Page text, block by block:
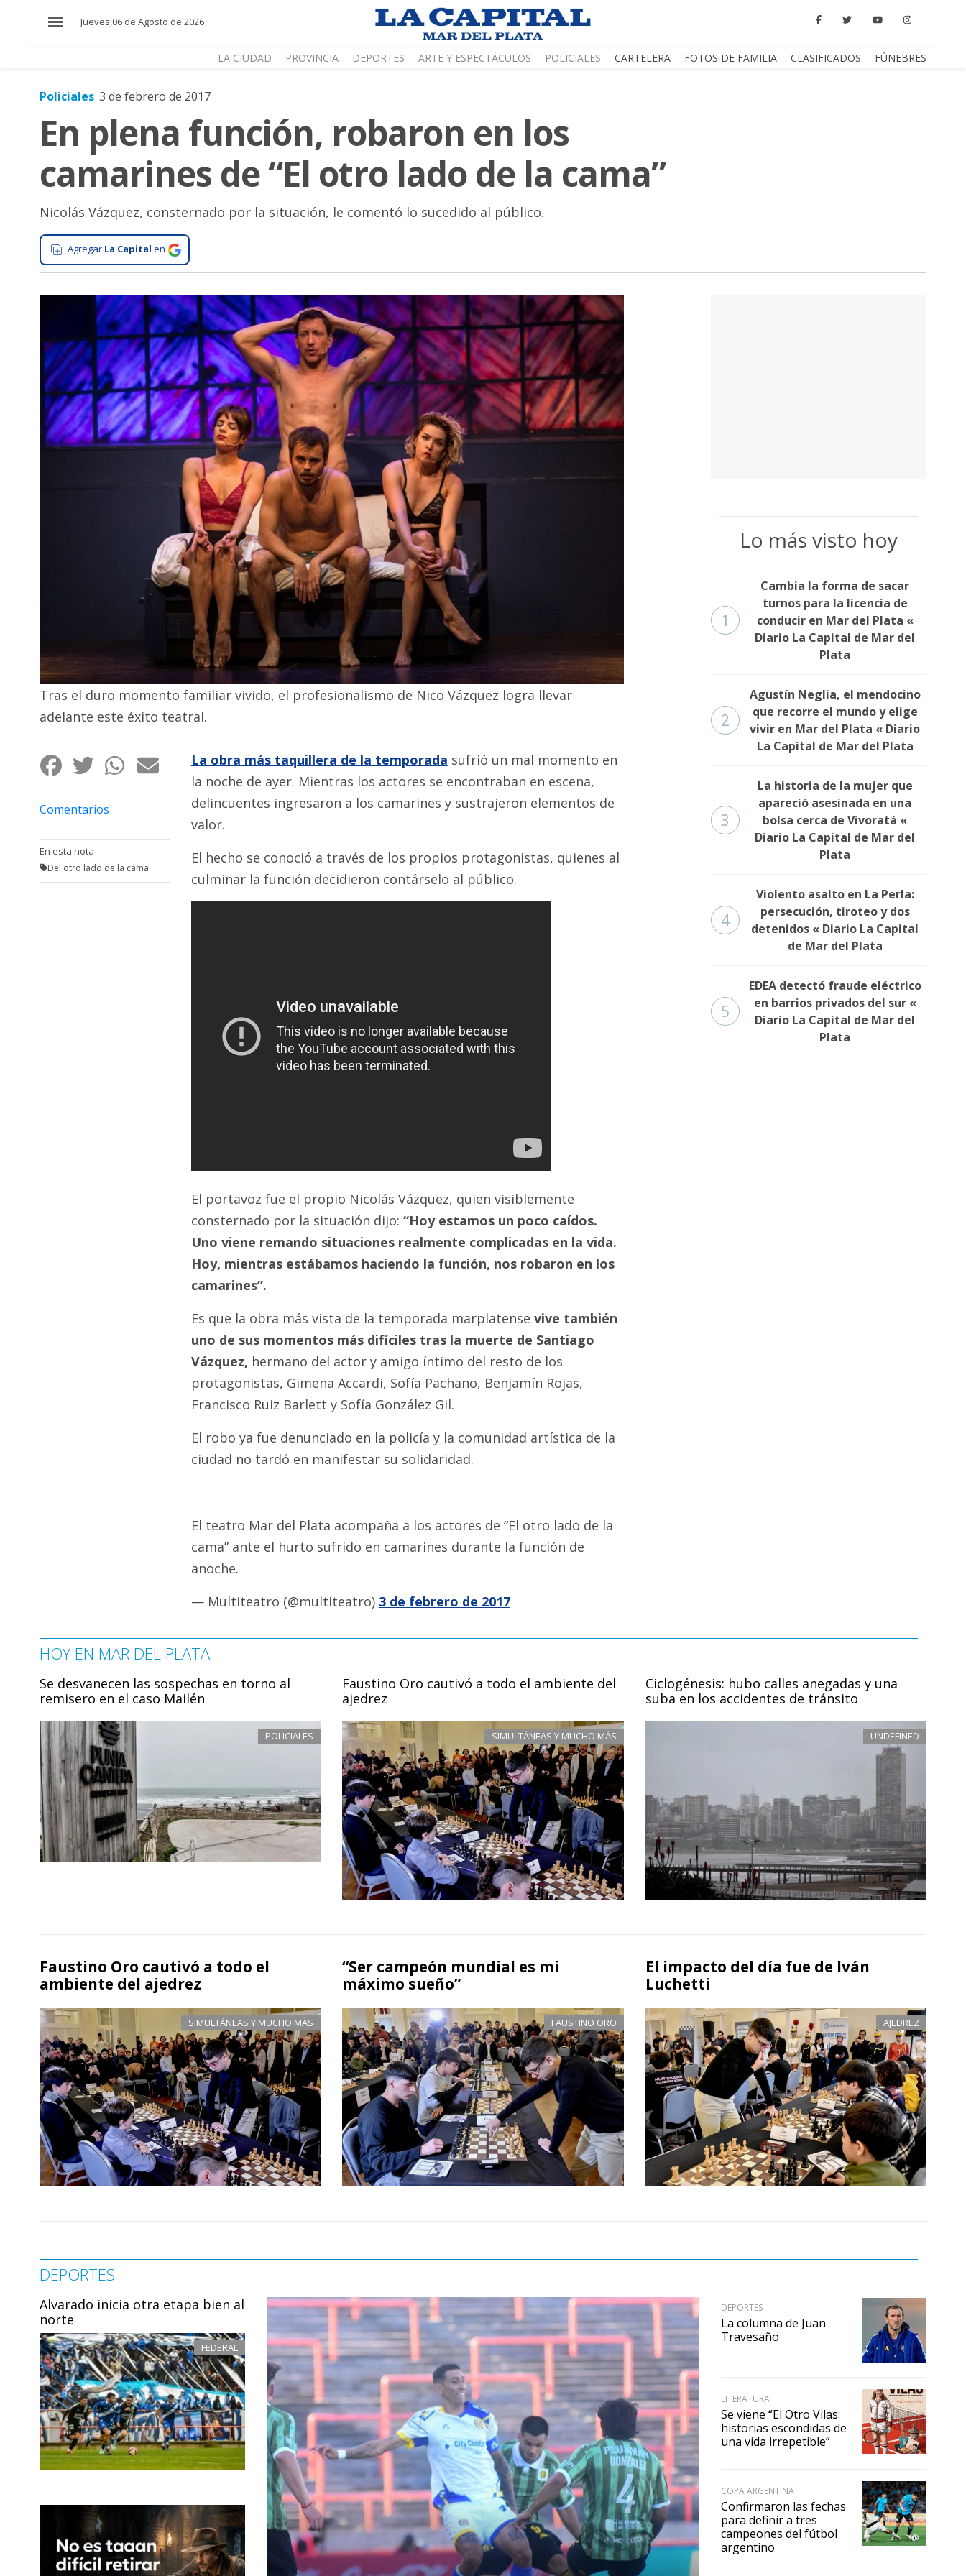
Jueves,06 de Agosto de 2026
LA CIUDAD PROVINCIA DEPORTES ARTE Y ESPECTÁCULOS POLICIALES CARTELERA FOTOS DE FAMILIA CLASIFICADOS FÚNEBRES
Zona
Cultura
Tecnología
Interés
General
Ciudad
Deportes
Policiales 3 de febrero de 2017
En plena función, robaron en los
camarines de “El otro lado de la cama”
Nicolás Vázquez, consternado por la situación, le comentó lo sucedido al público.
Agregar La Capital en
Tras el duro momento familiar vivido, el profesionalismo de Nico Vázquez logra llevar
adelante este éxito teatral.
Comentarios
En esta nota
Del otro lado de la cama
La obra más taquillera de la temporada sufrió un mal momento en
la noche de ayer. Mientras los actores se encontraban en escena,
delincuentes ingresaron a los camarines y sustrajeron elementos de
valor.
El hecho se conoció a través de los propios protagonistas, quienes al
culminar la función decidieron contárselo al público.
El portavoz fue el propio Nicolás Vázquez, quien visiblemente
consternado por la situación dijo: “Hoy estamos un poco caídos.
Uno viene remando situaciones realmente complicadas en la vida.
Hoy, mientras estábamos haciendo la función, nos robaron en los
camarines”.
Es que la obra más vista de la temporada marplatense vive también
uno de sus momentos más difíciles tras la muerte de Santiago
Vázquez, hermano del actor y amigo íntimo del resto de los
protagonistas, Gimena Accardi, Sofía Pachano, Benjamín Rojas,
Francisco Ruiz Barlett y Sofía González Gil.
El robo ya fue denunciado en la policía y la comunidad artística de la
ciudad no tardó en manifestar su solidaridad.
El teatro Mar del Plata acompaña a los actores de “El otro lado de la
cama” ante el hurto sufrido en camarines durante la función de
anoche.
— Multiteatro (@multiteatro) 3 de febrero de 2017
Lo más visto hoy
1
Cambia la forma de sacar
turnos para la licencia de
conducir en Mar del Plata «
Diario La Capital de Mar del
Plata
2
Agustín Neglia, el mendocino
que recorre el mundo y elige
vivir en Mar del Plata « Diario
La Capital de Mar del Plata
3
La historia de la mujer que
apareció asesinada en una
bolsa cerca de Vivoratá «
Diario La Capital de Mar del
Plata
4
Violento asalto en La Perla:
persecución, tiroteo y dos
detenidos « Diario La Capital
de Mar del Plata
5
EDEA detectó fraude eléctrico
en barrios privados del sur «
Diario La Capital de Mar del
Plata
HOY EN MAR DEL PLATA
Se desvanecen las sospechas en torno al
remisero en el caso Mailén
POLICIALES
Faustino Oro cautivó a todo el ambiente del
ajedrez
SIMULTÁNEAS Y MUCHO MÁS
Ciclogénesis: hubo calles anegadas y una
suba en los accidentes de tránsito
UNDEFINED
Faustino Oro cautivó a todo el
ambiente del ajedrez
SIMULTÁNEAS Y MUCHO MÁS
“Ser campeón mundial es mi
máximo sueño”
FAUSTINO ORO
El impacto del día fue de Iván
Luchetti
AJEDREZ
DEPORTES
Alvarado inicia otra etapa bien al
norte
FEDERAL
DEPORTES
La columna de Juan
Travesaño
LITERATURA
Se viene “El Otro Vilas:
historias escondidas de
una vida irrepetible”
COPA ARGENTINA
Confirmaron las fechas
para definir a tres
campeones del fútbol
argentino